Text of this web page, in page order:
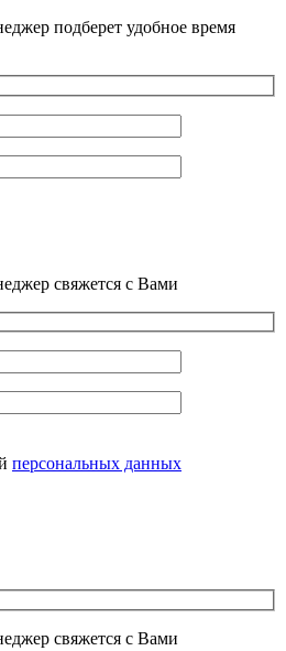
подберет удобное время
свяжется с Вами
персональных данных
свяжется с Вами